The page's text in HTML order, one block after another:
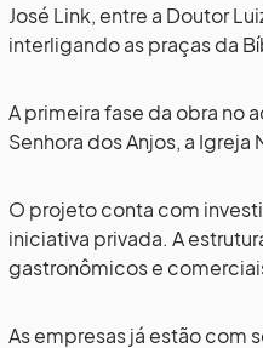
José Link, entre a Doutor
interligando as praças da
A primeira fase da obra no
Senhora dos Anjos, a
O projeto conta com
iniciativa privada. A
gastronômicos e
As empresas já estão com